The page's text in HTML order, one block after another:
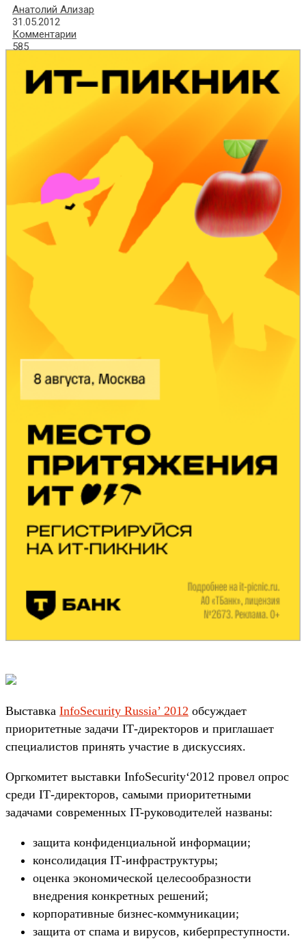
Анатолий Ализар
31.05.2012
Комментарии
585
Выставка InfoSecurity Russia’ 2012 обсуждает
приоритетные задачи IТ-директоров и приглашает
специалистов принять участие в дискуссиях.
Оргкомитет выставки InfoSecurity‘2012 провел опрос
среди IТ-директоров, самыми приоритетными
задачами современных IT-руководителей названы:
защита конфиденциальной информации;
консолидация IТ-инфраструктуры;
оценка экономической целесообразности
внедрения конкретных решений;
корпоративные бизнес-коммуникации;
защита от спама и вирусов, киберпреступности.